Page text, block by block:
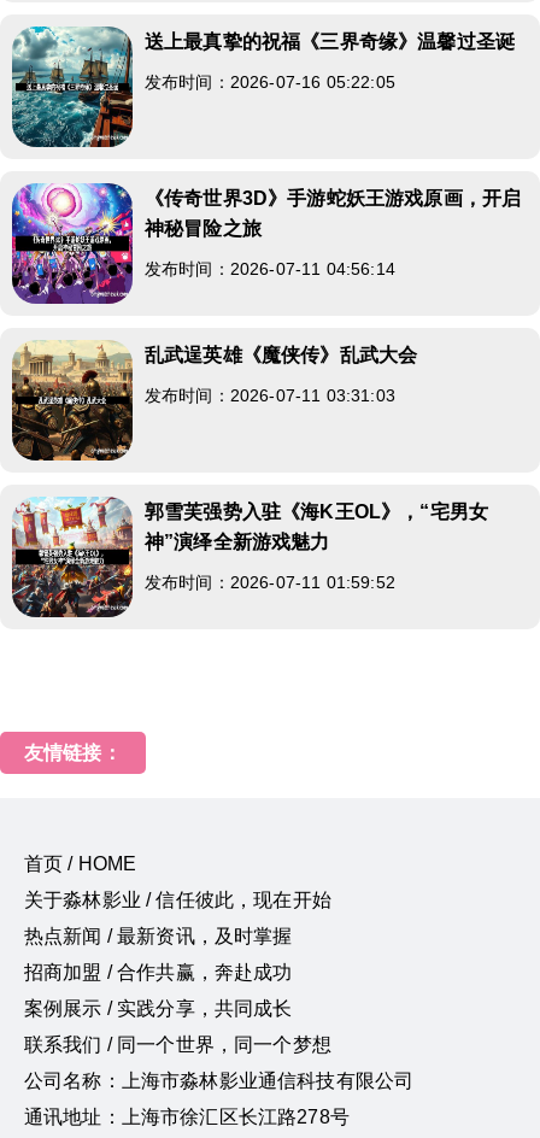
送上最真挚的祝福《三界奇缘》温馨过圣诞
发布时间：2026-07-16 05:22:05
《传奇世界3D》手游蛇妖王游戏原画，开启
神秘冒险之旅
发布时间：2026-07-11 04:56:14
乱武逞英雄《魔侠传》乱武大会
发布时间：2026-07-11 03:31:03
郭雪芙强势入驻《海K王OL》，“宅男女
神”演绎全新游戏魅力
发布时间：2026-07-11 01:59:52
友情链接：
首页 / HOME
关于淼林影业 / 信任彼此，现在开始
热点新闻 / 最新资讯，及时掌握
招商加盟 / 合作共赢，奔赴成功
案例展示 / 实践分享，共同成长
联系我们 / 同一个世界，同一个梦想
公司名称：上海市淼林影业通信科技有限公司
通讯地址：上海市徐汇区长江路278号